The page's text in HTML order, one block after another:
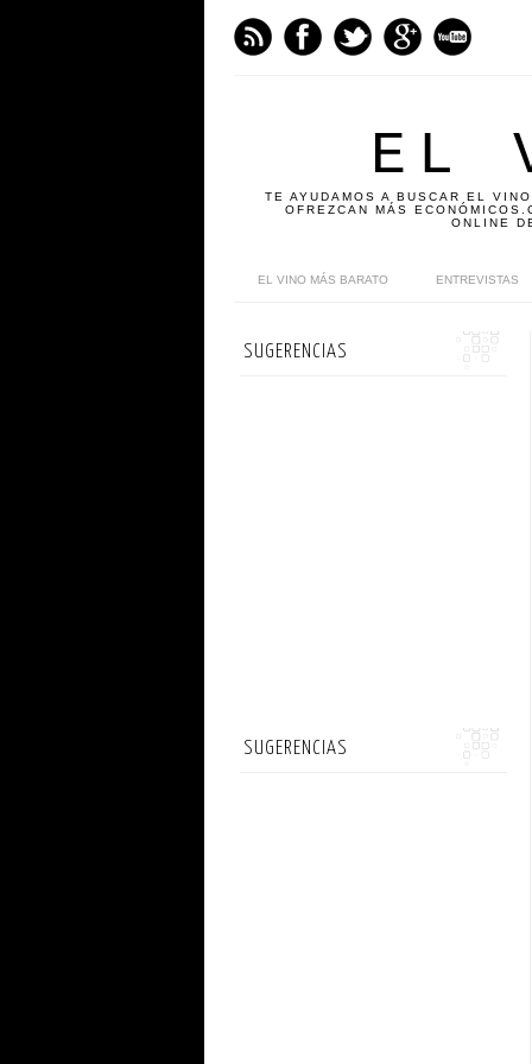
EL
TE AYUDAMOS A BUSCAR EL
OFREZCAN MÁS
ONLINE
EL VINO MÁS BARATO ENTREVISTAS
SUGERENCIAS
SUGERENCIAS